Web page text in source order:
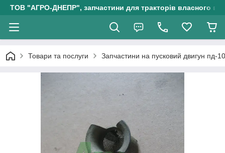
ТОВ "АГРО-ДНЕПР", запчастини для тракторів власного
Товари та послуги Запчастини на пусковий двигун пд-10